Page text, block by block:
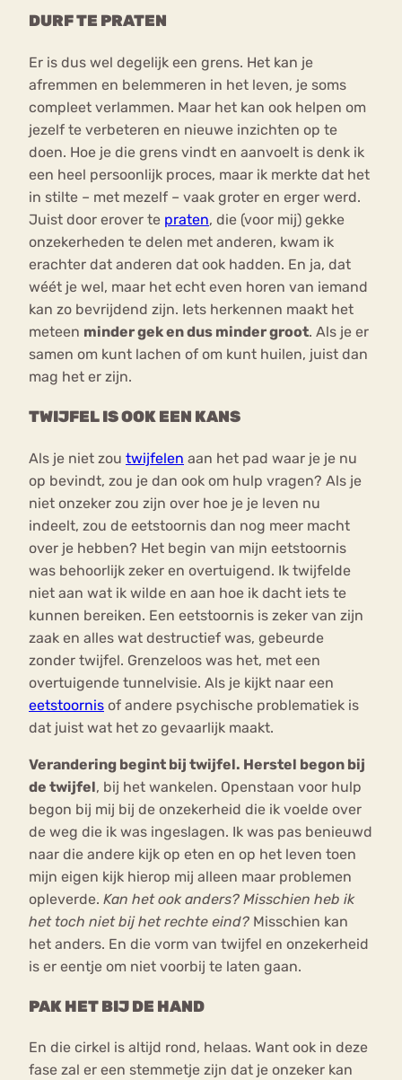
DURF TE PRATEN
Er is dus wel degelijk een grens. Het kan je
afremmen en belemmeren in het leven, je soms
compleet verlammen. Maar het kan ook helpen om
jezelf te verbeteren en nieuwe inzichten op te
doen. Hoe je die grens vindt en aanvoelt is denk ik
een heel persoonlijk proces, maar ik merkte dat het
in stilte – met mezelf – vaak groter en erger werd.
Juist door erover te praten, die (voor mij) gekke
onzekerheden te delen met anderen, kwam ik
erachter dat anderen dat ook hadden. En ja, dat
wéét je wel, maar het echt even horen van iemand
kan zo bevrijdend zijn. Iets herkennen maakt het
meteen minder gek en dus minder groot. Als je er
samen om kunt lachen of om kunt huilen, juist dan
mag het er zijn.
TWIJFEL IS OOK EEN KANS
Als je niet zou twijfelen aan het pad waar je je nu
op bevindt, zou je dan ook om hulp vragen? Als je
niet onzeker zou zijn over hoe je je leven nu
indeelt, zou de eetstoornis dan nog meer macht
over je hebben? Het begin van mijn eetstoornis
was behoorlijk zeker en overtuigend. Ik twijfelde
niet aan wat ik wilde en aan hoe ik dacht iets te
kunnen bereiken. Een eetstoornis is zeker van zijn
zaak en alles wat destructief was, gebeurde
zonder twijfel. Grenzeloos was het, met een
overtuigende tunnelvisie. Als je kijkt naar een
eetstoornis of andere psychische problematiek is
dat juist wat het zo gevaarlijk maakt.
Verandering begint bij twijfel. Herstel begon bij
de twijfel, bij het wankelen. Openstaan voor hulp
begon bij mij bij de onzekerheid die ik voelde over
de weg die ik was ingeslagen. Ik was pas benieuwd
naar die andere kijk op eten en op het leven toen
mijn eigen kijk hierop mij alleen maar problemen
opleverde. Kan het ook anders? Misschien heb ik
het toch niet bij het rechte eind? Misschien kan
het anders. En die vorm van twijfel en onzekerheid
is er eentje om niet voorbij te laten gaan.
PAK HET BIJ DE HAND
En die cirkel is altijd rond, helaas. Want ook in deze
fase zal er een stemmetje zijn dat je onzeker kan